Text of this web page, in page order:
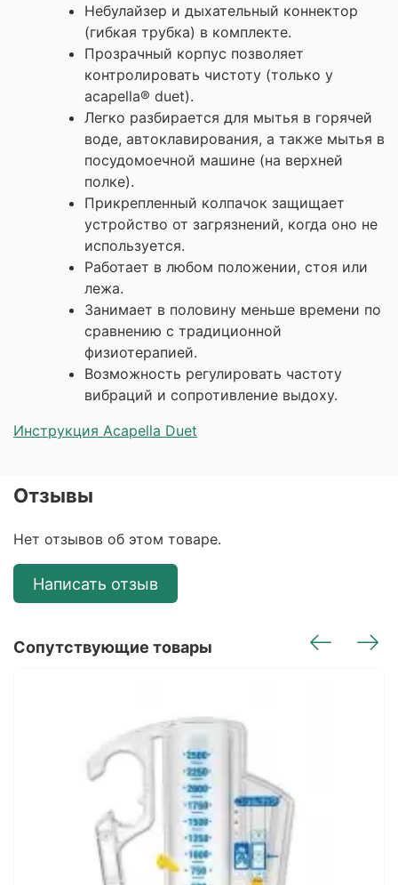
Небулайзер и дыхательный коннектор
(гибкая трубка) в комплекте.
Прозрачный корпус позволяет
контролировать чистоту (только у
acapella® duet).
Легко разбирается для мытья в горячей
воде, автоклавирования, а также мытья в
посудомоечной машине (на верхней
полке).
Прикрепленный колпачок защищает
устройство от загрязнений, когда оно не
используется.
Работает в любом положении, стоя или
лежа.
Занимает в половину меньше времени по
сравнению с традиционной
физиотерапией.
Возможность регулировать частоту
вибраций и сопротивление выдоху.
Инструкция Acapella Duet
Отзывы
Нет отзывов об этом товаре.
Написать отзыв
Сопутствующие товары